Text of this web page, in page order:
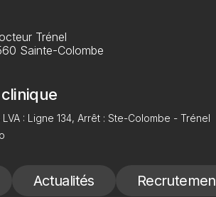
Trénel
Sainte-Colombe
: Ligne 134, Arrêt : Ste-Colombe - Trénel
Actualités